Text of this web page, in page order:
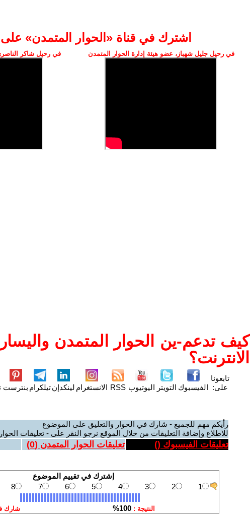
اشترك في قناة ‫«الحوار المتمدن» على
في رحيل جليل شهباز، عضو هيئة إدارة الحوار المتمدن في رحيل شاكر
كيف تدعم-ين الحوار المتمدن واليسار
الانترنت؟
تابعونا
على: الفيسبوك التويتر اليوتيوب RSS الانستغرام لينكدإنتيلكرام بنترست
رأيكم مهم للجميع - شارك في الحوار والتعليق على الموضوع
للاطلاع وإضافة التعليقات من خلال الموقع نرجو النقر على - تعليقات
تعليقات الفيسبوك () تعليقات الحوار المتمدن (0
)